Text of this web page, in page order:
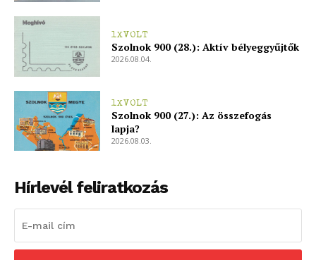
1XVOLT
Szolnok 900 (28.): Aktív bélyeggyűjtők
2026.08.04.
1XVOLT
Szolnok 900 (27.): Az összefogás
lapja?
2026.08.03.
Hírlevél feliratkozás